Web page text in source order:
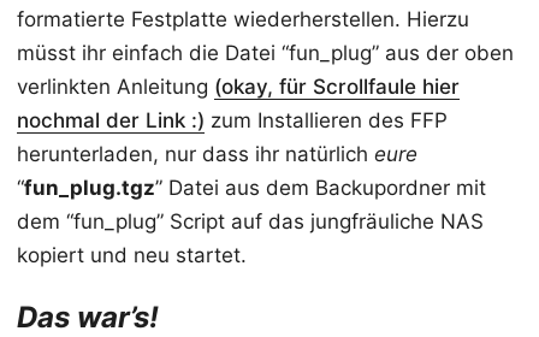
formatierte Festplatte wiederherstellen. Hierzu
müsst ihr einfach die Datei “fun_plug” aus der oben
verlinkten Anleitung (okay, für Scrollfaule hier
nochmal der Link :) zum Installieren des FFP
herunterladen, nur dass ihr natürlich eure
“fun_plug.tgz” Datei aus dem Backupordner mit
dem “fun_plug” Script auf das jungfräuliche NAS
kopiert und neu startet.
Das war’s!